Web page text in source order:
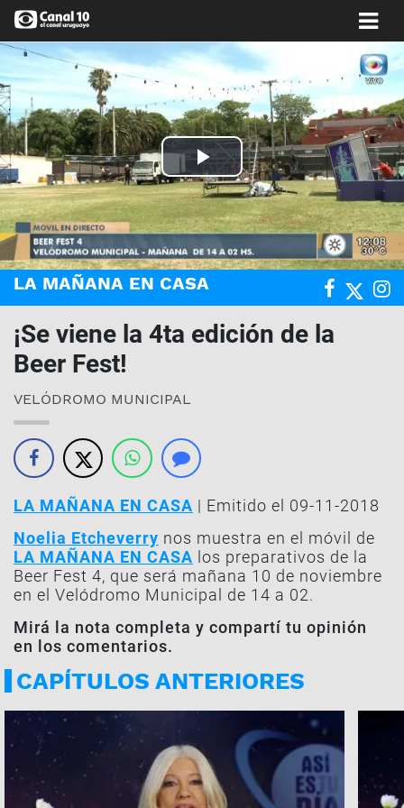
Play
Video
LA MAÑANA EN CASA
¡Se viene la 4ta edición de la
Beer Fest!
VELÓDROMO MUNICIPAL
LA MAÑANA EN CASA | Emitido el 09-11-2018
Noelia Etcheverry nos muestra en el móvil de
LA MAÑANA EN CASA los preparativos de la
Beer Fest 4, que será mañana 10 de noviembre
en el Velódromo Municipal de 14 a 02.
Mirá la nota completa y compartí tu opinión
en los comentarios.
CAPÍTULOS ANTERIORES